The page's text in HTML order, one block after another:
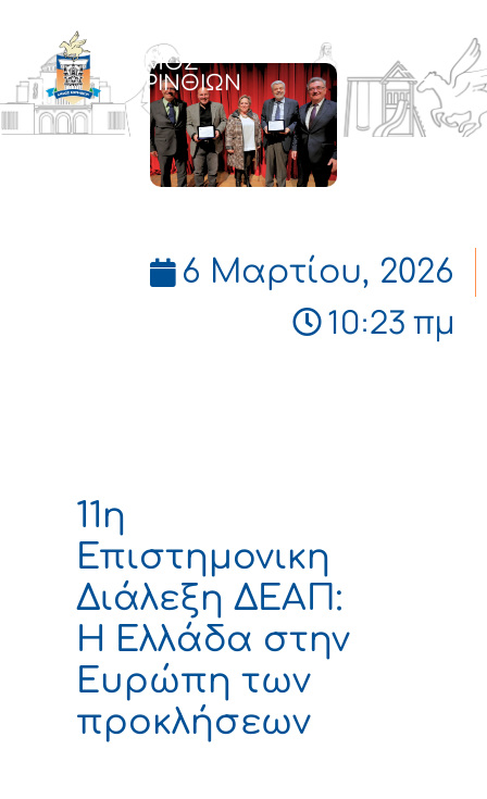
ΔΗΜΟΣ
ΚΟΡΙΝΘΙΩΝ
6 Μαρτίου, 2026
10:23 πμ
11η
Επιστημονικη
Διάλεξη ΔΕΑΠ:
Η Ελλάδα στην
Ευρώπη των
προκλήσεων